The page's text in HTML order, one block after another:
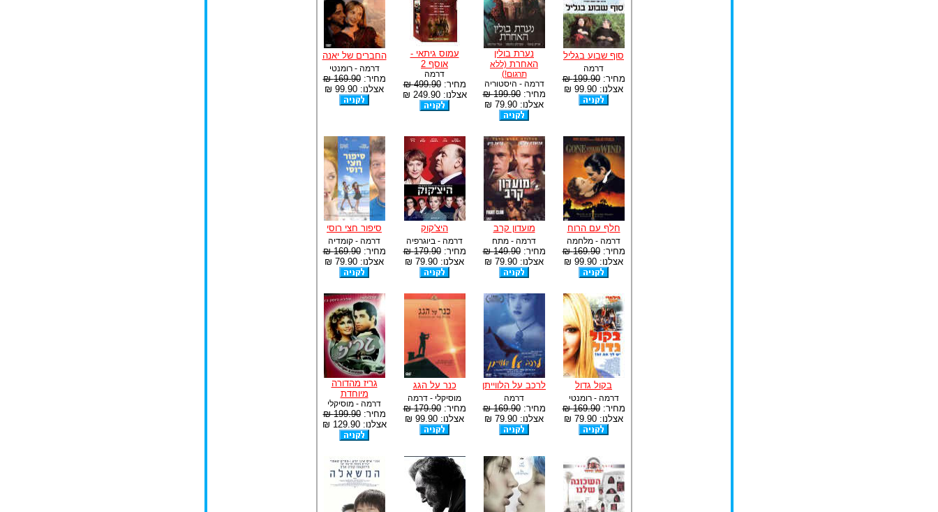
סוף שבוע בגליל
דרמה
מחיר:199.90 ₪
אצלנו: 99.90 ₪
נערת בולין
האחרת (ללא
תרגום!)
דרמה - היסטוריה
מחיר:199.90 ₪
אצלנו: 79.90 ₪
עמוס גיתאי -
אוסף 2
דרמה
מחיר:499.90 ₪
אצלנו: 249.90 ₪
החברים של יאנה
דרמה - רומנטי
מחיר:169.90 ₪
אצלנו: 99.90 ₪
חלף עם הרוח
דרמה - מלחמה
מחיר:169.90 ₪
אצלנו: 99.90 ₪
מועדון קרב
דרמה - מתח
מחיר:149.90 ₪
אצלנו: 79.90 ₪
היצ'קוק
דרמה - ביוגרפיה
מחיר:179.90 ₪
אצלנו: 79.90 ₪
סיפור חצי רוסי
דרמה - קומדיה
מחיר:169.90 ₪
אצלנו: 79.90 ₪
בקול גדול
דרמה - רומנטי
מחיר:169.90 ₪
אצלנו: 79.90 ₪
לרכב על הלווייתן
דרמה
מחיר:169.90 ₪
אצלנו: 79.90 ₪
כנר על הגג
מוסיקלי - דרמה
מחיר:179.90 ₪
אצלנו: 99.90 ₪
גריז מהדורה
מיוחדת
דרמה - מוסיקלי
מחיר:199.90 ₪
אצלנו: 129.90 ₪